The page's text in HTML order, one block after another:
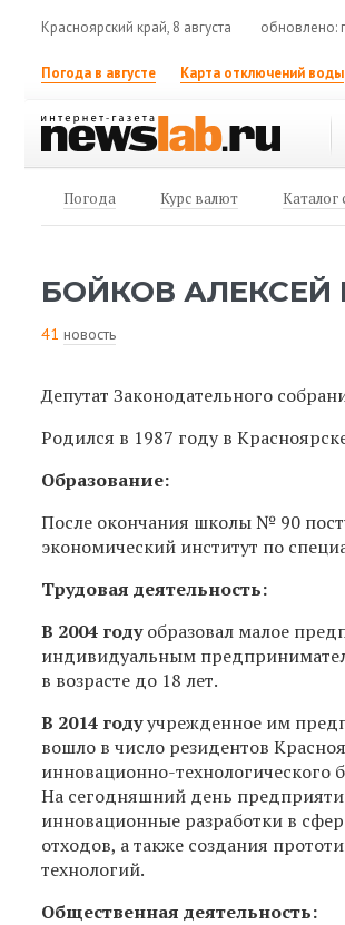
Красноярский край, 8 августа обновлено:
Погода в августе Карта отключений воды
Погода Курс валют Каталог
БОЙКОВ АЛЕКСЕЙ
41 новость
Депутат Законодательного
Родился в 1987 году в
Образование:
После окончания школы № 90
экономический институт по
Трудовая деятельность:
В 2004 годуобразовал малое
индивидуальным
в возрасте до 18 лет.
В 2014 годуучрежденное им
вошло в число резидентов
инновационно-технологического
На сегодняшний день
инновационные разработки в
отходов, а также создания
технологий.
Общественная деятельность: